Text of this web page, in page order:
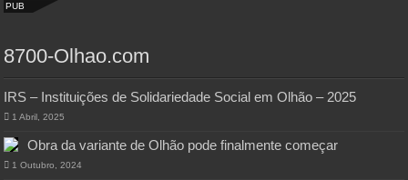
PUB
8700-Olhao.com
IRS – Instituições de Solidariedade Social em Olhão – 2025
1 Abril, 2025
Obra da variante de Olhão pode finalmente começar
1 Outubro, 2024